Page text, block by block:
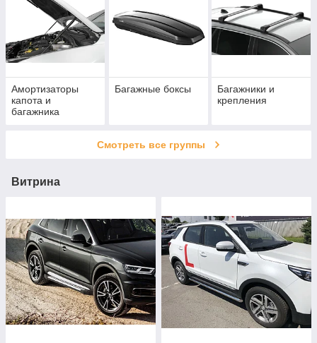
Амортизаторы
капота и
багажника
Багажные боксы
Багажники и
крепления
Смотреть все группы
Витрина